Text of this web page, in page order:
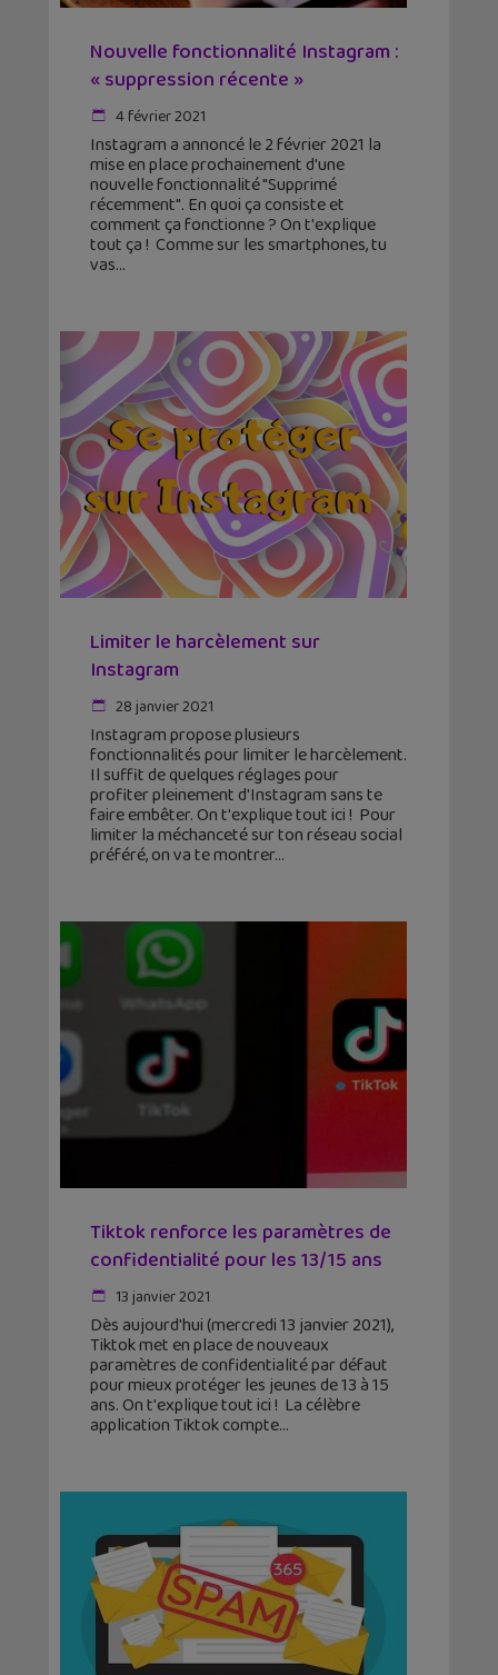
Nouvelle fonctionnalité Instagram :
« suppression récente »
4 février 2021
Instagram a annoncé le 2 février 2021 la
mise en place prochainement d'une
nouvelle fonctionnalité "Supprimé
récemment". En quoi ça consiste et
comment ça fonctionne ? On t'explique
tout ça ! Comme sur les smartphones, tu
vas
Limiter le harcèlement sur
Instagram
28 janvier 2021
Instagram propose plusieurs
fonctionnalités pour limiter le harcèlement.
Il suffit de quelques réglages pour
profiter pleinement d'Instagram sans te
faire embêter. On t'explique tout ici ! Pour
limiter la méchanceté sur ton réseau social
préféré, on va te montrer
Tiktok renforce les paramètres de
confidentialité pour les 13/15 ans
13 janvier 2021
Dès aujourd'hui (mercredi 13 janvier 2021),
Tiktok met en place de nouveaux
paramètres de confidentialité par défaut
pour mieux protéger les jeunes de 13 à 15
ans. On t'explique tout ici ! La célèbre
application Tiktok compte